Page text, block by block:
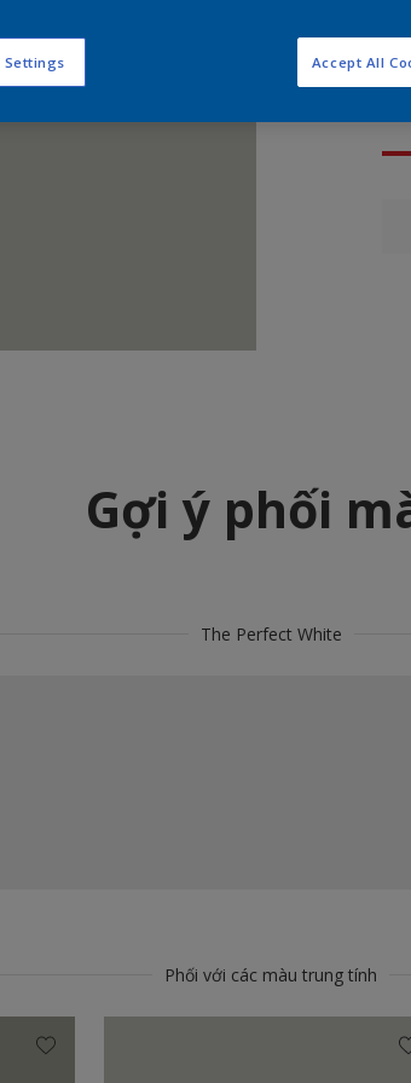
Gợi ý phối
The Perfect White
Phối với các màu trung tính
Settings Accept All